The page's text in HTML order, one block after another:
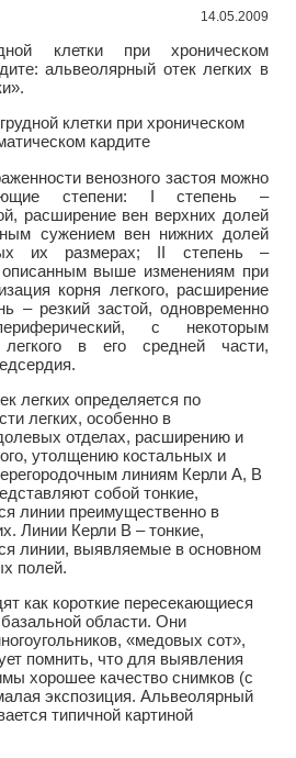
14.05.2009
клетки при хроническом
альвеолярный отек легких в
венозного застоя можно
степени: I степень –
расширение вен верхних долей
сужением вен нижних долей
их размерах; II степень –
выше изменениям при
корня легкого, расширение
– резкий застой, одновременно
с некоторым
в его средней части,
легких определяется по
легких, особенно в
отделах, расширению и
утолщению костальных и
линиям Керли А, В
собой тонкие,
линии преимущественно в
Линии Керли В – тонкие,
линии, выявляемые в основном
полей.
как короткие пересекающиеся
области. Они
«медовых сот»,
помнить, что для выявления
хорошее качество снимков (с
экспозиция. Альвеолярный
типичной картиной